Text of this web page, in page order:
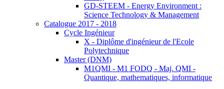
GD-STEEM - Energy Environment :
Science Technology & Management
Catalogue 2017 - 2018
Cycle Ingénieur
X - Diplôme d'ingénieur de l'Ecole
Polytechnique
Master (DNM)
M1QMI - M1 FODQ - Maj. QMI -
Quantique, mathematiques, informatique